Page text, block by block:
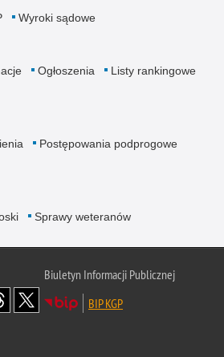
Wyroki sądowe
Ogłoszenia
Listy rankingowe
Postępowania podprogowe
Sprawy weteranów
Biuletyn Informacji Publicznej
BIP KGP